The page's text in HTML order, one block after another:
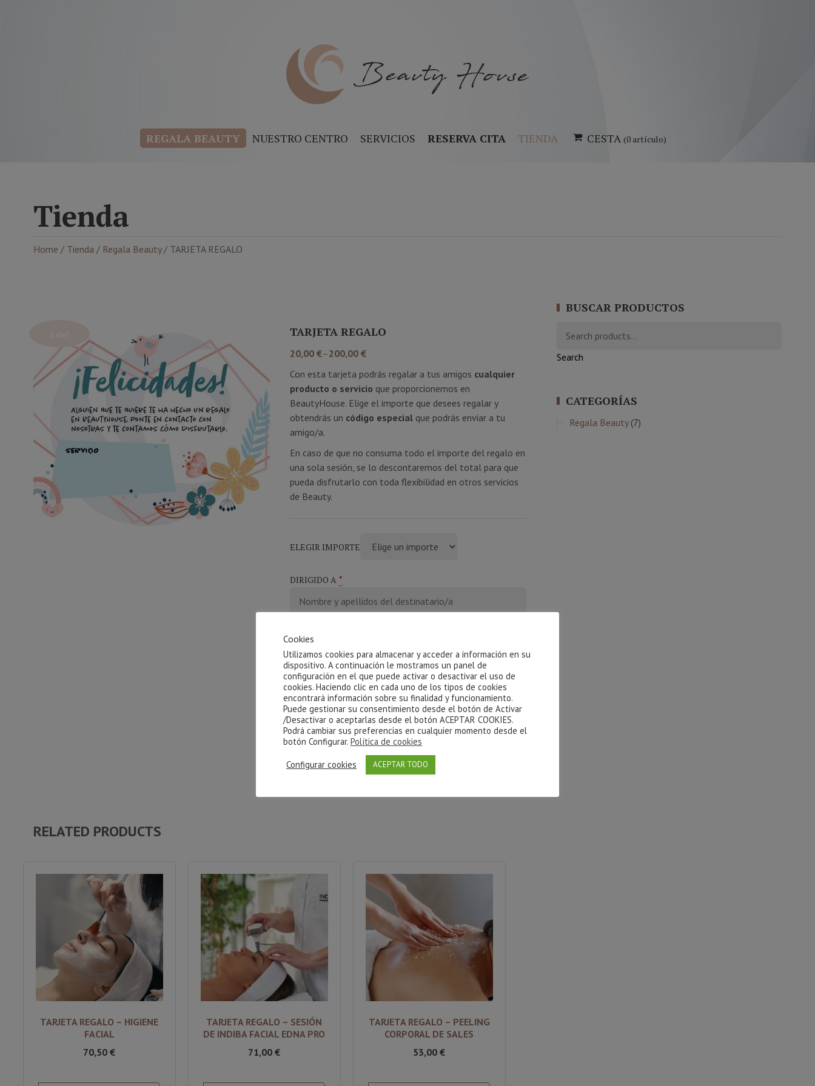
REGALA BEAUTY NUESTRO CENTRO SERVICIOS RESERVA CITA TIENDA CESTA (0 artículo)
Tienda
Home / Tienda / Regala Beauty/ TARJETA REGALO
TARJETA REGALO
20,00 €–200,00 €
Con esta tarjeta podrás regalar a tus amigos cualquier
producto o servicio que proporcionemos en
BeautyHouse. Elige el importe que desees regalar y
obtendrás un código especialque podrás enviar a tu
amigo/a.
En caso de que no consuma todo el importe del regalo en
una sola sesión, se lo descontaremos del total para que
pueda disfrutarlo con toda flexibilidad en otros servicios
de Beauty.
ELEGIR IMPORTE
DIRIGIDO A *
TELÉFONO MÓVIL
El teléfono es necesario para la gestión del servicio con
la persona destinataria del regalo. No se utilizará hasta
que ésta lo active.
Category:Regala Beauty
RELATED PRODUCTS
TARJETA REGALO – HIGIENE
FACIAL
70,50€
TARJETA REGALO – SESIÓN
DE INDIBA FACIAL EDNA PRO
71,00€
TARJETA REGALO – PEELING
CORPORAL DE SALES
53,00€
BUSCAR PRODUCTOS
Search
CATEGORÍAS
Regala Beauty (7)
Cookies
Utilizamos cookies para almacenar y acceder a información en su
dispositivo. A continuación le mostramos un panel de
configuración en el que puede activar o desactivar el uso de
cookies. Haciendo clic en cada uno de los tipos de cookies
encontrará información sobre su finalidad y funcionamiento.
Puede gestionar su consentimiento desde el botón de Activar
/Desactivar o aceptarlas desde el botón ACEPTAR COOKIES.
Podrá cambiar sus preferencias en cualquier momento desde el
botón Configurar. Política de cookies
Configurar cookies
ACEPTAR TODO